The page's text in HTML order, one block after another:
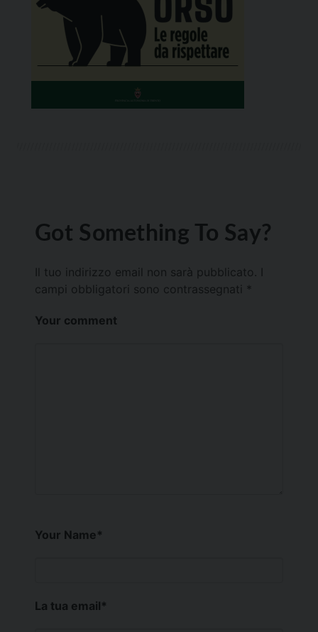
Got Something To Say?
Il tuo indirizzo email non sarà pubblicato.
campi obbligatori sono contrassegnati *
Your comment
Your Name*
La tua email*